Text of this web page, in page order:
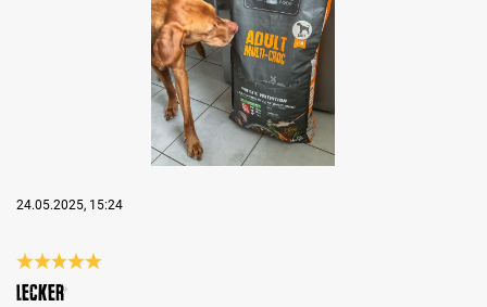
24.05.2025, 15:24
Recenzja z oceną 5 spośród 5 gwiazdek
Lecker